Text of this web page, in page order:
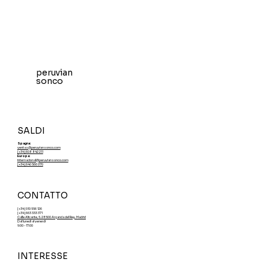
peruvian
sonco
CONTATTO
[+34] 910 556 126
[+34] 663 333 371
Calle Alicante, 5. 28500 Arganda del Rey. Madrid
Dal lunedì al venerdì
9:00 - 17:00
INTERESSE
SALDI
Spagna:
ventas@peruviansonco.com
[+34] 608 842 211
Europa:
internacional@peruviansonco.com
[+34] 640 566 070